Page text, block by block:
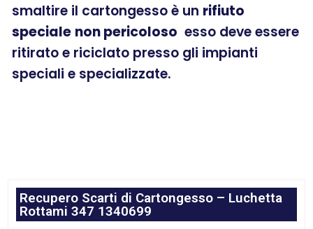
smaltire il cartongesso è un rifiuto
speciale non pericoloso esso deve essere
ritirato e riciclato presso gli impianti
speciali e specializzate.
Recupero Scarti di Cartongesso – Luchetta
Rottami 347 1340699